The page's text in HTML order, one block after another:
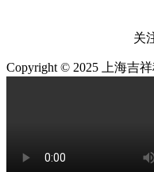
关
Copyright © 2025 上海吉